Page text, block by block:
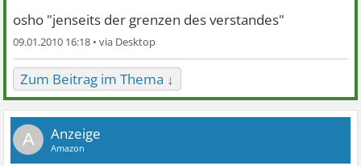
osho "jenseits der grenzen des verstandes"
09.01.2010 16:18 •
Zum Beitrag im Thema ↓
A